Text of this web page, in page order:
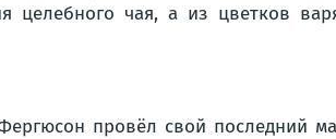
целебного чая, а из цветков
провёл свой последний